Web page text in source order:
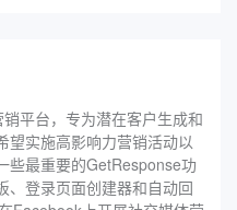
平台，专为潜在客户生成和
望实施高影响力营销活动以
些最重要的GetResponse功
、登录页面创建器和自动回